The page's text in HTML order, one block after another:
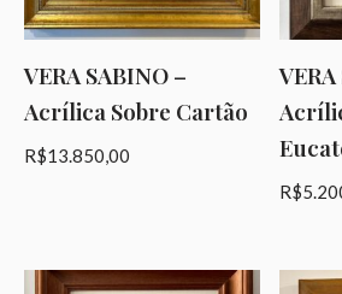
VERA SABINO –
Acrílica Sobre Cartão
R$13.850,00
R$